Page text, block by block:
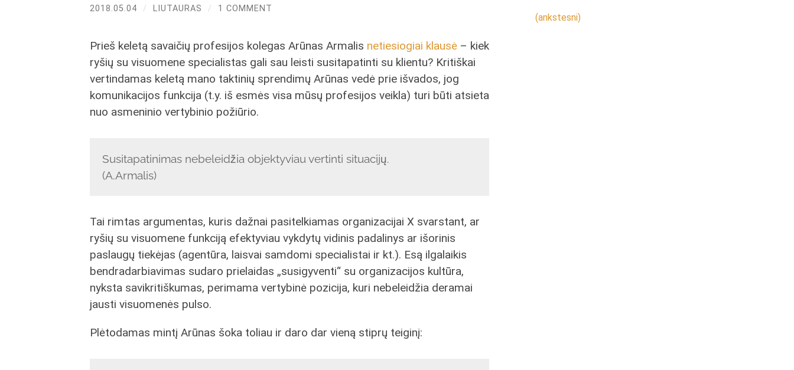
2018.05.04 / LIUTAURAS / 1 COMMENT
Prieš keletą savaičių profesijos kolegas Arūnas Armalis netiesiogiai klausė – kiek
ryšių su visuomene specialistas gali sau leisti susitapatinti su klientu? Kritiškai
vertindamas keletą mano taktinių sprendimų Arūnas vedė prie išvados, jog
komunikacijos funkcija (t.y. iš esmės visa mūsų profesijos veikla) turi būti atsieta
nuo asmeninio vertybinio požiūrio.
Susitapatinimas nebeleidžia objektyviau vertinti situacijų.
(A.Armalis)
Tai rimtas argumentas, kuris dažnai pasitelkiamas organizacijai X svarstant, ar
ryšių su visuomene funkciją efektyviau vykdytų vidinis padalinys ar išorinis
paslaugų tiekėjas (agentūra, laisvai samdomi specialistai ir kt.). Esą ilgalaikis
bendradarbiavimas sudaro prielaidas „susigyventi“ su organizacijos kultūra,
nyksta savikritiškumas, perimama vertybinė pozicija, kuri nebeleidžia deramai
jausti visuomenės pulso.
Plėtodamas mintį Arūnas šoka toliau ir daro dar vieną stiprų teiginį:
(ankstesni)